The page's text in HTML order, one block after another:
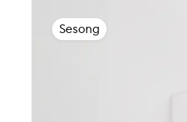
Sesong